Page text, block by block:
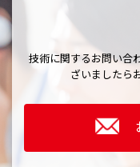
技術に関するお問い合
ざいましたら